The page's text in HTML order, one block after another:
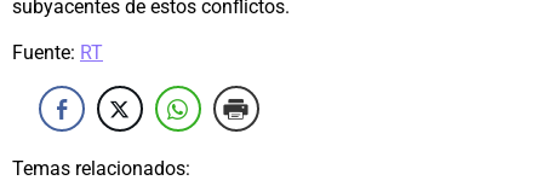
subyacentes de estos conflictos.
Fuente: RT
Temas relacionados: